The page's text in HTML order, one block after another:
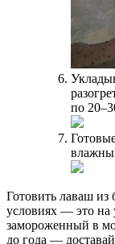
по
Готовить лаваш из
условиях — это на
замороженный в
до года —